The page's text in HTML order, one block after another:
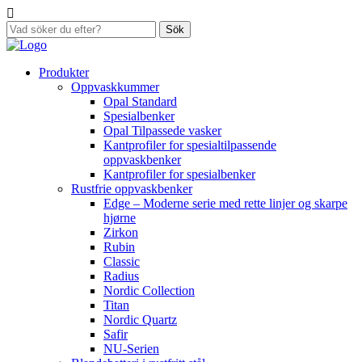
Sök
Produkter
Oppvaskkummer
Opal Standard
Spesialbenker
Opal Tilpassede vasker
Kantprofiler for spesialtilpassende
oppvaskbenker
Kantprofiler for spesialbenker
Rustfrie oppvaskbenker
Edge – Moderne serie med rette linjer og skarpe
hjørne
Zirkon
Rubin
Classic
Radius
Nordic Collection
Titan
Nordic Quartz
Safir
NU-Serien